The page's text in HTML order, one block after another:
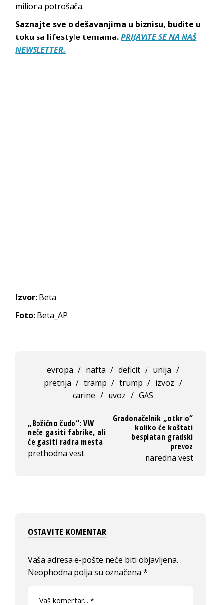
miliona potrošača.
Saznajte sve o dešavanjima u biznisu, budite u
toku sa lifestyle temama.PRIJAVITE SE NA NAŠ
NEWSLETTER.
Izvor: Beta
Foto: Beta_AP
evropa / nafta / deficit / unija /
pretnja / tramp / trump / izvoz /
carine / uvoz / GAS
„Božićno čudo“: VW
neće gasiti fabrike, ali
će gasiti radna mesta
prethodna vest
Gradonačelnik „otkrio“
koliko će koštati
besplatan gradski
prevoz
naredna vest
OSTAVITE KOMENTAR
Vaša adresa e-pošte neće biti objavljena.
Neophodna polja su označena*